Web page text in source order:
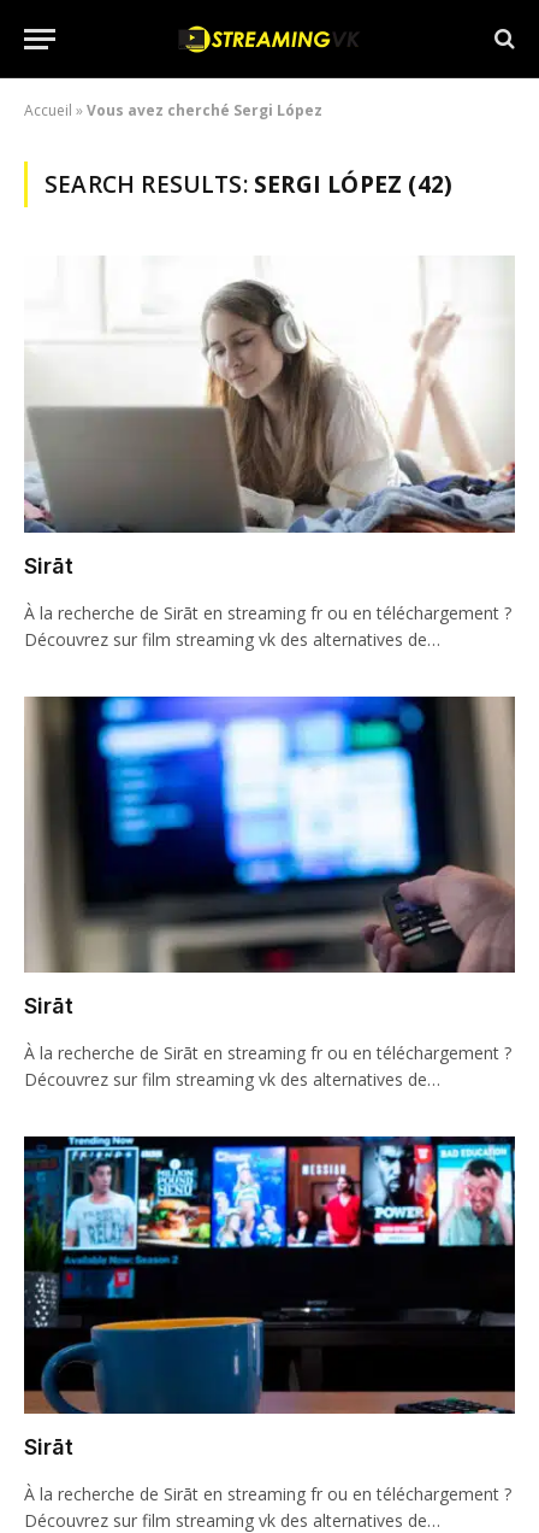
Accueil »Vous avez cherché Sergi López
SEARCH RESULTS: SERGI LÓPEZ (42)
Sirāt
À la recherche de Sirāt en streaming fr ou en téléchargement ?
Découvrez sur film streaming vk des alternatives de…
Sirāt
À la recherche de Sirāt en streaming fr ou en téléchargement ?
Découvrez sur film streaming vk des alternatives de…
Sirāt
À la recherche de Sirāt en streaming fr ou en téléchargement ?
Découvrez sur film streaming vk des alternatives de…